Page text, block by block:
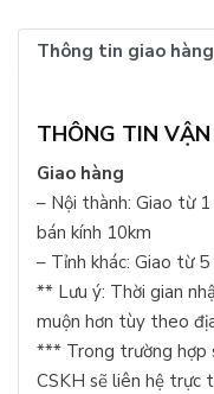
Thông tin giao hàng
THÔNG TIN
Giao hàng
– Nội thành: Giao từ
bán kính 10km
– Tỉnh khác: Giao từ
** Lưu ý: Thời gian
muộn hơn tùy theo
*** Trong trường hợp
CSKH sẽ liên hệ trực